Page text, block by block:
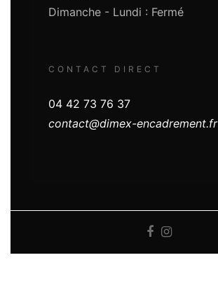
Dimanche - Lundi : Fermé
CONTACT DIRECT
04 42 73 76 37
contact@dimex-encadrement.fr